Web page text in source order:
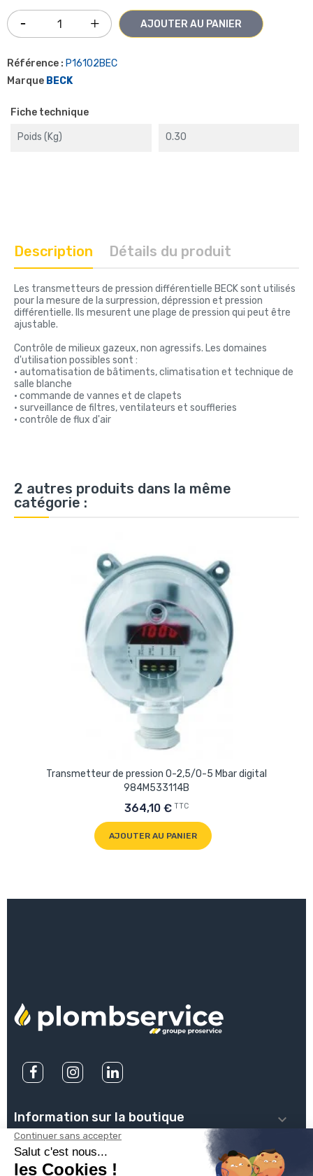
AJOUTER AU PANIER
Référence : P16102BEC
Marque BECK
Fiche technique
Poids (kg) 0.30
Description Détails du produit
Les transmetteurs de pression différentielle BECK sont utilisés
pour la mesure de la surpression, dépression et pression
différentielle. Ils mesurent une plage de pression qui peut être
ajustable.
Contrôle de milieux gazeux, non agressifs. Les domaines
d'utilisation possibles sont :
• automatisation de bâtiments, climatisation et technique de
salle blanche
• commande de vannes et de clapets
• surveillance de filtres, ventilateurs et souffleries
• contrôle de flux d'air
2 autres produits dans la même
catégorie :
Transmetteur de pression 0-2,5/0-5 Mbar digital
984M533114B
364,10 € TTC
AJOUTER AU PANIER
Information sur la boutique 
PLOMBSERVICE 